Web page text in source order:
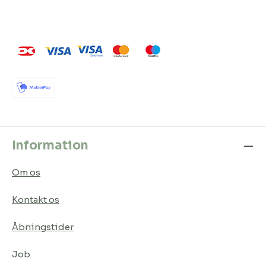
Information
Om os
Kontakt os
Åbningstider
Job